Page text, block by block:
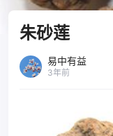
朱砂莲
易中有益
3年前